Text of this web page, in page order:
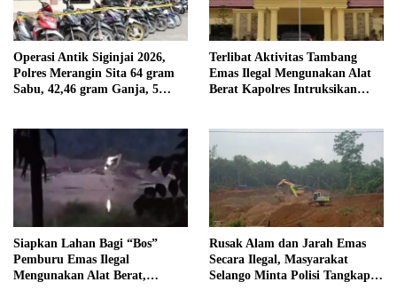
Operasi Antik Siginjai 2026,
Polres Merangin Sita 64 gram
Sabu, 42,46 gram Ganja, 5
Terlibat Aktivitas Tambang
Emas Ilegal Mengunakan Alat
Berat Kapolres Intruksikan
Tanjung Mudo
Siapkan Lahan Bagi “Bos”
Pemburu Emas Ilegal
Mengunakan Alat Berat,
Rusak Alam dan Jarah Emas
Secara Ilegal, Masyarakat
Selango Minta Polisi Tangkap